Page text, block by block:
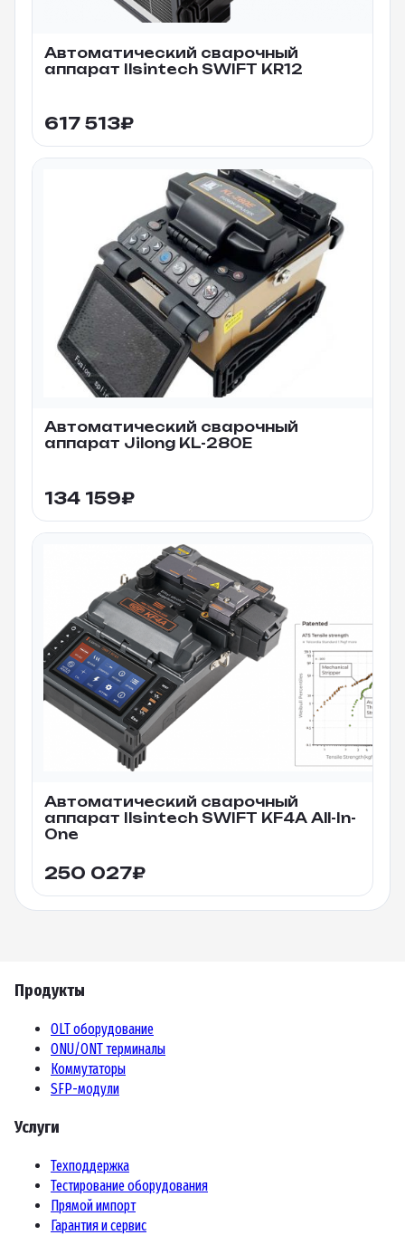
Автоматический сварочный
аппарат Ilsintech SWIFT KR12
617 513₽
Автоматический сварочный
аппарат Jilong KL-280E
134 159₽
Автоматический сварочный
аппарат Ilsintech SWIFT KF4A All-In-
One
250 027₽
Продукты
OLT оборудование
ONU/ONT терминалы
Коммутаторы
SFP-модули
Услуги
Техподдержка
Тестирование оборудования
Прямой импорт
Гарантия и сервис